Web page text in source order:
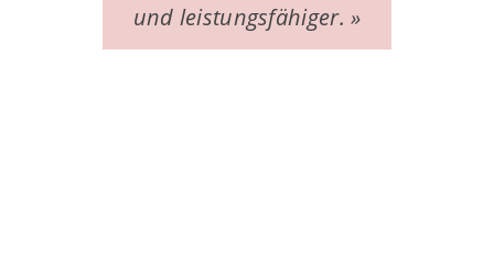
und leistungsfähiger. »